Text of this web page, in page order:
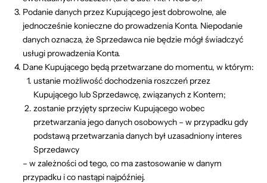
Podanie danych przez Kupującego jest dobrowolne, ale
jednocześnie konieczne do prowadzenia Konta. Niepodanie
danych oznacza, że Sprzedawca nie będzie mógł świadczyć
usługi prowadzenia Konta.
Dane Kupującego będą przetwarzane do momentu, w którym:
ustanie możliwość dochodzenia roszczeń przez
Kupującego lub Sprzedawcę, związanych z Kontem;
zostanie przyjęty sprzeciw Kupującego wobec
przetwarzania jego danych osobowych – w przypadku gdy
podstawą przetwarzania danych był uzasadniony interes
Sprzedawcy
– w zależności od tego, co ma zastosowanie w danym
przypadku i co nastąpi najpóźniej.